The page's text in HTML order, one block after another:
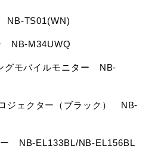
NB-TS01(WN)
NB-M34UWQ
グモバイルモニター NB-
ジェクター（ブラック） NB-
NB-EL133BL/NB-EL156BL